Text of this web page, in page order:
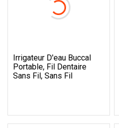
Irrigateur D'eau Buccal
Portable, Fil Dentaire
Sans Fil, Sans Fil